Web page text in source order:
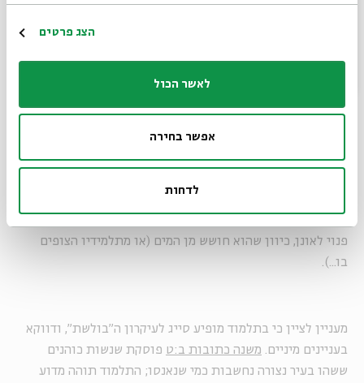
הצג פרטים
לאשר הכול
אפשר בחירה
לדחות
"בשעת שלום, חביות (יין) פתוחות אסורות סתומות מותרות;
בשעת מלחמה, אלו ואלו מותרות לפי שאין פנאי לנסך" (
ע"ז ה:ו). כלומר, יש מצבים בהם אין אדם מסוגל לבצע עבירה
פנוי לאונן, כיוון שהוא חושש מן המים (או מתלמידיו הצופים
בו...).
מעניין לציין כי בתלמוד מופיע סייג לעיקרון ה"בולשת", ודווקא
בעניינים מיניים. משנה כתובות ב:ט פוסקת שנשות כוהנים
ששהו בעיר נצורה נחשבות כמי שנאנסו; התלמוד תוהה מדוע